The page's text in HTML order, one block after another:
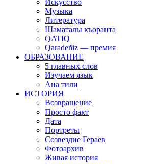
Искусство
Музыка
Литература
Шаматалы къоранта
QATIQ
Qaradeñiz — премия
ОБРАЗОВАНИЕ
5 главных слов
Изучаем язык
Ана тили
ИСТОРИЯ
Возвращение
Просто факт
Дата
Портреты
Созвездие Гераев
Фотоархив
Живая история